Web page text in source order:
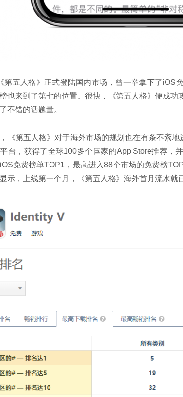
第五人格》正式登陆国内市场，曾一举拿下了iOS
也来到了第七的位置。很快，《第五人格》便成功
不错的话题量。
《第五人格》对于海外市场的规划也在有条不紊
台，获得了全球100多个国家的App Store推荐，
免费榜单TOP1，最高进入88个市场的免费榜
示，上线第一个月，《第五人格》海外首月流水就